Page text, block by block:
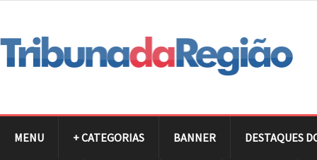
MENU + CATEGORIAS BANNER DESTAQUES